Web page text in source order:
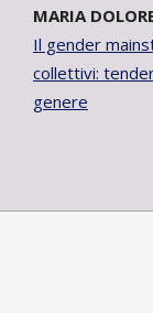
MARIA
Il gender
collettivi:
genere